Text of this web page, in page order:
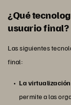
¿Qué
usuario final?
Las siguientes
final:
La virtualización
permite a las